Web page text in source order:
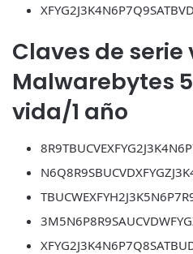
Claves de
Malwarebytes
vida/1 año